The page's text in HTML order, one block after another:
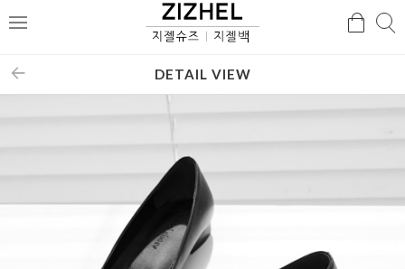
메
검
DETAIL VIEW